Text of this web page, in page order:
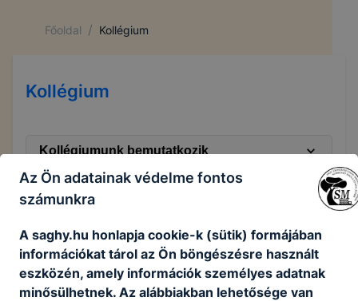
Főoldal / Kollégium
Kollégium
Kollégiumunk bemutatkozik
A kolesz napirendje
Kollégiumi beiratkozási adatlap
Beköltözéssel kapcsolatos információk
Az Ön adatainak védelme fontos
számunkra
A saghy.hu honlapja cookie-k (sütik) formájában
információkat tárol az Ön böngészésre használt
eszközén, amely információk személyes adatnak
minősülhetnek. Az alábbiakban lehetősége van